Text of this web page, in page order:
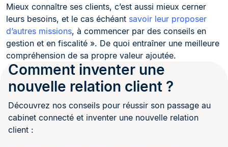
Mieux connaître ses clients, c’est aussi mieux cerner
leurs besoins, et le cas échéant savoir leur proposer
d’autres missions, à commencer par des conseils en
gestion et en fiscalité ». De quoi entraîner une meilleure
compréhension de sa propre valeur ajoutée.
Comment inventer une
nouvelle relation client ?
Découvrez nos conseils pour réussir son passage au
cabinet connecté et inventer une nouvelle relation
client :